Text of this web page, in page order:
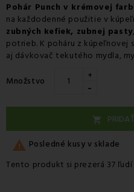
Pondelok 10.08 -
GLS
Utorok 11.08-Packeta
Pohár Punch v krémovej
na každodenné použitie v
zubných kefiek, zubnej pasty
potrieb. K poháru z kúpeľnovej
aj dávkovač tekutého mydla,
Množstvo +
-

 Posledné kusy v sklade
Tento produkt si prezerá 37 ľudí